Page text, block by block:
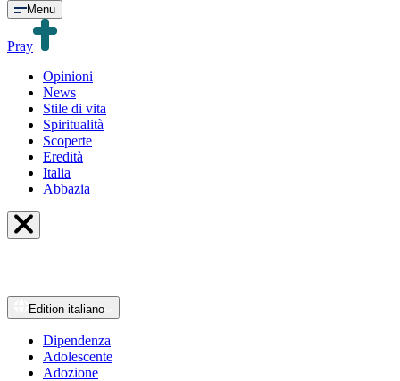
Menu
Pray
Opinioni
News
Stile di vita
Spiritualità
Scoperte
Eredità
Italia
Abbazia
Edition italiano
Dipendenza
Adolescente
Adozione